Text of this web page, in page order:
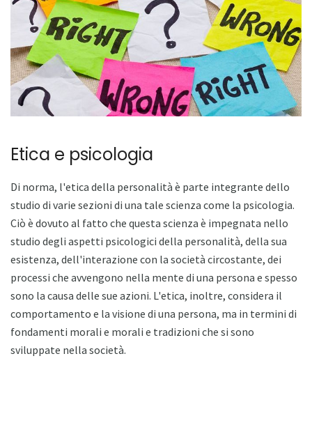
Etica e psicologia
Di norma, l'etica della personalità è parte integrante dello
studio di varie sezioni di una tale scienza come la psicologia.
Ciò è dovuto al fatto che questa scienza è impegnata nello
studio degli aspetti psicologici della personalità, della sua
esistenza, dell'interazione con la società circostante, dei
processi che avvengono nella mente di una persona e spesso
sono la causa delle sue azioni. L'etica, inoltre, considera il
comportamento e la visione di una persona, ma in termini di
fondamenti morali e morali e tradizioni che si sono
sviluppate nella società.